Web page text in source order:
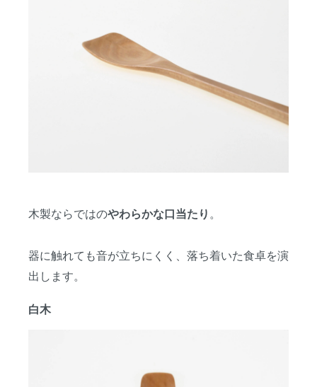
木製ならではのやわらかな口当たり 。
器に触れても音が立ちにくく、落ち着いた食卓を演
出します。
白木